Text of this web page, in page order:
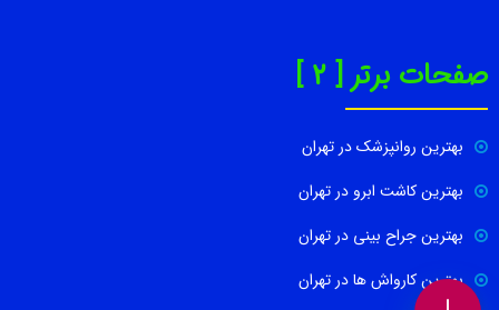
صفحات برتر [ 2 ]
بهترین روانپزشک در تهران
بهترین کاشت ابرو در تهران
بهترین جراح بینی در تهران
بهترین کارواش ها در تهران